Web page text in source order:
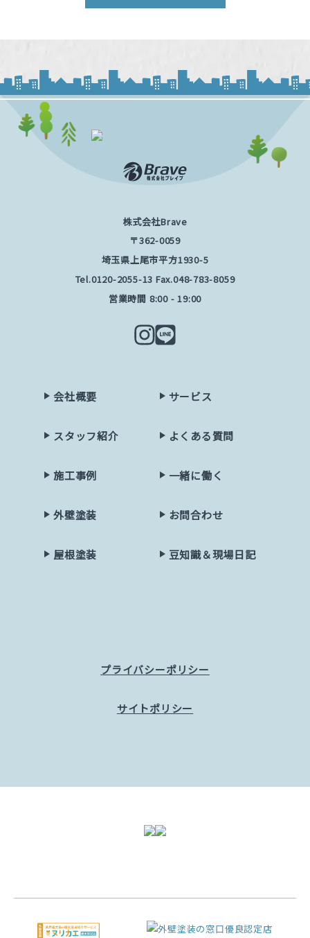
株式会社Brave
〒362-0059
埼玉県上尾市平方1930-5
Tel.0120-2055-13 Fax.048-783-8059
営業時間 8:00 - 19:00
会社概要
スタッフ紹介
施工事例
外壁塗装
屋根塗装
サービス
よくある質問
一緒に働く
お問合わせ
豆知識＆現場日記
プライバシーポリシー
サイトポリシー